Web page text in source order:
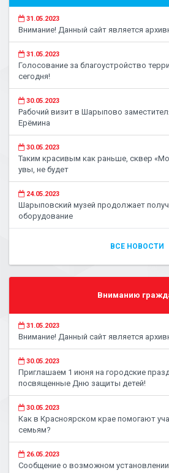
31.05.2023
Внимание! Данный сайт является
31.05.2023
Голосование за благоустройство
сегодня!
30.05.2023
Рабочий визит в Шарыпово
Ерёмина
30.05.2023
Таким красивым как раньше, сквер
увы, не будет
24.05.2023
Шарыповский музей продолжает
оборудование
ВСЕ НОВОСТИ
Вниманию
31.05.2023
Внимание! Данный сайт является
30.05.2023
Приглашаем 1 июня на городские
посвященные Дню защиты детей!
30.05.2023
Как в Красноярском крае помогают
семьям?
26.05.2023
Сообщение о возможном установлении